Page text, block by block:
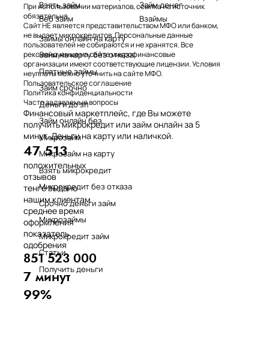
Взять займ
Веб займ
Займ денег
Взаймы
Займы онлайн на карту
Займ на карту без отказа
Платные займы
Займ срочно
Деньги до зп
Займ онлайн без
Микрозайм
Микрозайм на карту
Взять микрокредит
Микрокредит без отказа
Срочно деньги займ
Микрозаймы
Микрокредит займ
Статьи
Получить деньги
При использовании материалов, ссылка на источник
обязательна.
Сайт НЕ является представительством МФО или банком,
не выдает микрокредитов. Персональные данные
пользователей не собираются и не хранятся. Все
рекомендуемые на сайте микрофинансовые
организации имеют соответствующие лицензии. Условия
неуплаты можно уточнить на сайте МФО.
Пользовательское соглашение
Политика конфиденциальности
Часто задаваемые вопросы
Финансовый маркетплейс, где Вы можете
получить микрокредит или займ онлайн за 5
минут. Деньги на карту или наличкой.
47 513
положительных
отзывов
тенге выдано
нашим клиентам
среднее время
оформления
показатель
одобрения
851 523 000
7 минут
99%